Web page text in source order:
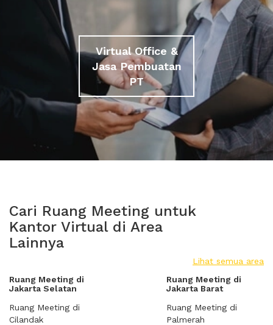
Virtual Office &
Jasa Pembuatan
PT
Cari Ruang Meeting untuk
Kantor Virtual di Area
Lainnya
Lihat semua area
Ruang Meeting di
Jakarta Selatan
Ruang Meeting di
Cilandak
Ruang Meeting di
Jakarta Barat
Ruang Meeting di
Palmerah